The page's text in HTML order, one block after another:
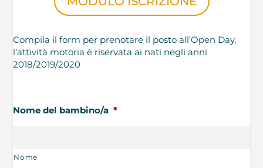
Compila il form per prenotare il posto all’Open Day,
l’attività motoria è riservata ai nati negli anni
2018/2019/2020
Nome del bambino/a *
Nome